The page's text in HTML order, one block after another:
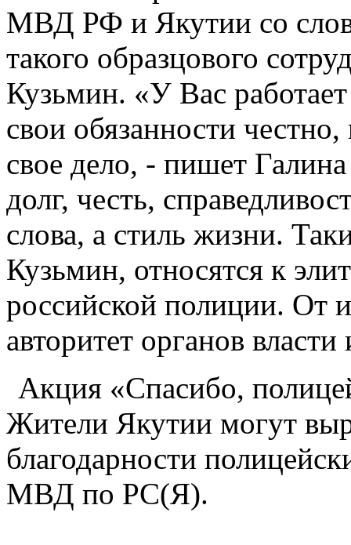
МВД РФ и Якутии со
такого образцового
Кузьмин. «У Вас
свои обязанности
свое дело, - пишет
долг, честь,
слова, а стиль жизни.
Кузьмин, относятся к
российской полиции. От
авторитет органов
Акция «Спасибо,
Жители Якутии могут
благодарности
МВД по РС(Я).